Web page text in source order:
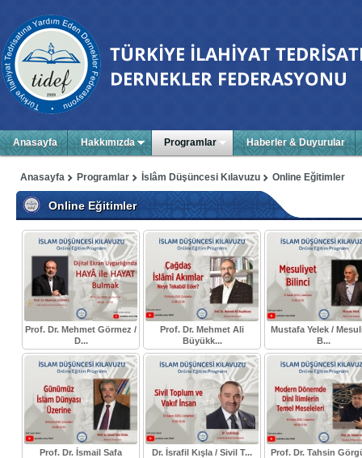
Anasayfa Hakkımızda Programlar Haberler & Duyurular
Online Eğitimler
İslâm Düşüncesi Kılavuzu
Programlar
Anasayfa
Online Eğitimler
Prof. Dr. Mehmet Görmez /
D...
Prof. Dr. Mehmet Ali
Büyükk...
Mustafa Yelek /
B...
Prof. Dr. İsmail Safa
Dr. İsrafil Kışla / Sivil T...
Prof. Dr. Tahsin